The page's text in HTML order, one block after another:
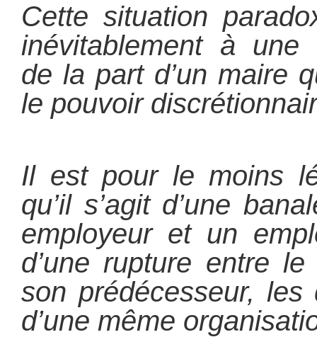
Cette situation
inévitablement à une
de la part d’un maire
le pouvoir
Il est pour le moins
qu’il s’agit d’une
employeur et un
d’une rupture entre
son prédécesseur,
d’une même